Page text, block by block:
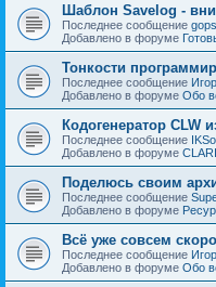
Шаблон Savelog -
Последнее сообщение
Добавлено в форуме
Тонкости
Последнее сообщение
Добавлено в форуме Обо
Кодогенератор CLW
Последнее сообщение
Добавлено в форуме
Поделюсь своим
Последнее сообщение
Добавлено в форуме
Всё уже совсем
Последнее сообщение
Добавлено в форуме Обо